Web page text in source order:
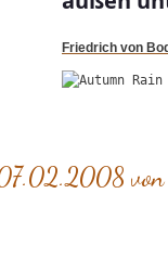
Friedrich von